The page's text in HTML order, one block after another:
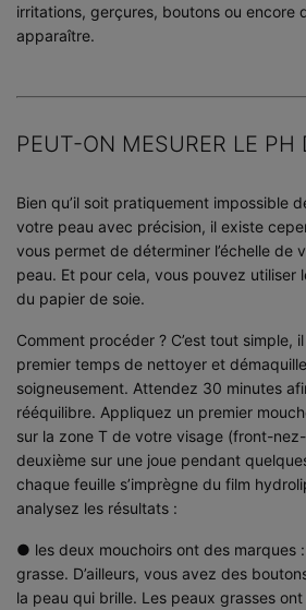
irritations, gerçures, boutons ou encore
apparaître.
PEUT-ON MESURER LE PH
Bien qu’il soit pratiquement impossible
votre peau avec précision, il existe
vous permet de déterminer l’échelle de
peau. Et pour cela, vous pouvez utiliser
du papier de soie.
Comment procéder ? C’est tout simple,
premier temps de nettoyer et
soigneusement. Attendez 30 minutes
rééquilibre. Appliquez un premier
sur la zone T de votre visage (front-
deuxième sur une joue pendant
chaque feuille s’imprègne du film
analysez les résultats :
● les deux mouchoirs ont des marques
grasse. D’ailleurs, vous avez des
la peau qui brille. Les peaux grasses